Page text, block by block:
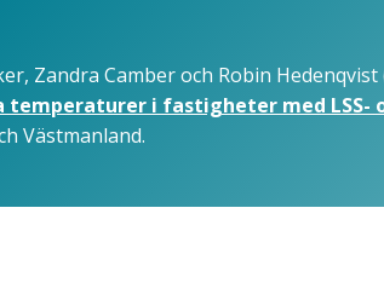
Zandra Camber och Robin Hedenqvist
temperaturer i fastigheter med LSS-
Västmanland.